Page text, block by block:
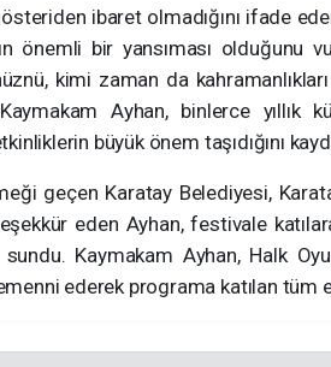
ibaret olmadığını ifade
önemli bir yansıması olduğunu
kimi zaman da
Ayhan, binlerce yıllık
büyük önem taşıdığını
geçen Karatay Belediyesi,
eden Ayhan, festivale
Kaymakam Ayhan, Halk
ederek programa katılan tüm